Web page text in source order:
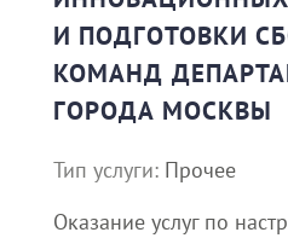
И ПОДГОТОВКИ
КОМАНД
ГОРОДА МОСКВЫ
Тип услуги: Прочее
Оказание услуг по